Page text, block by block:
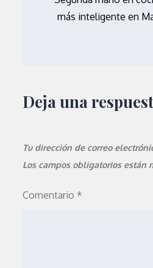
entradas
más inteligente en
Deja una
Tu dirección de correo
Los campos obligatorios están
Comentario *